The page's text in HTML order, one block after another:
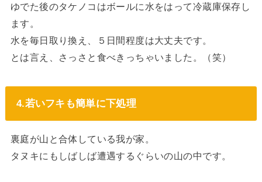
ゆでた後のタケノコはボールに水をはって冷蔵庫保存し
ます。
水を毎日取り換え、５日間程度は大丈夫です。
とは言え、さっさと食べきっちゃいました。（笑）
4.若いフキも簡単に下処理
裏庭が山と合体している我が家。
タヌキにもしばしば遭遇するぐらいの山の中です。